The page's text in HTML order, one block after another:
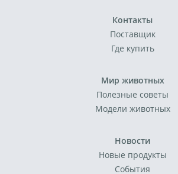
Контакты
Поставщик
Где купить
Мир животных
Полезные советы
Модели животных
Новости
Новые продукты
События